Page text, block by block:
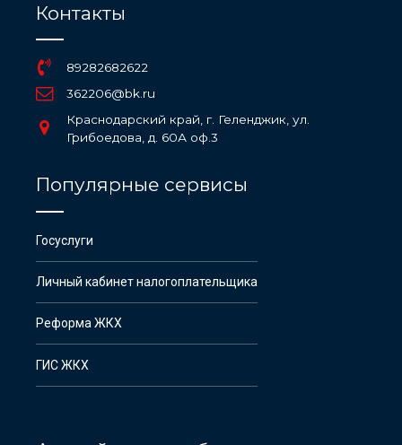
Контакты
89282682622
362206@bk.ru
Краснодарский край, г. Геленджик, ул.
Грибоедова, д. 60А оф.3
Популярные сервисы
Госуслуги
Личный кабинет налогоплательщика
Реформа ЖКХ
ГИС ЖКХ